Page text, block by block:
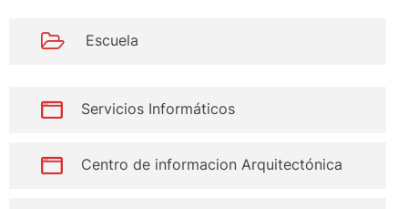
Escuela
Servicios Informáticos
Centro de informacion Arquitectónica